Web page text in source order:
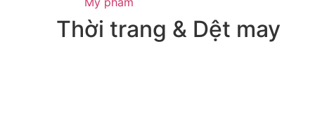
Thời trang & Dệt may